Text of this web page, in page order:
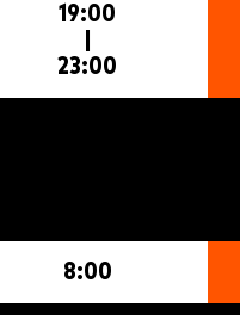
19:00
23:00
8:00